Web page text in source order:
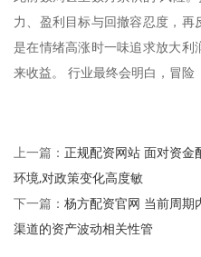
力、盈利目标与回撤容忍度，
是在情绪高涨时一味追求放大利
来收益。 行业最终会明白，冒险
上一篇： 正规配资网站 面对资金
环境,对政策变化高度敏
下一篇： 杨方配资官网 当前周期
渠道的资产波动相关性管